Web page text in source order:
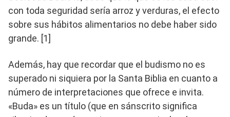
con toda seguridad sería arroz y verduras, el efecto
sobre sus hábitos alimentarios no debe haber sido
grande. [1]
Además, hay que recordar que el budismo no es
superado ni siquiera por la Santa Biblia en cuanto a
número de interpretaciones que ofrece e invita.
«Buda» es un título (que en sánscrito significa